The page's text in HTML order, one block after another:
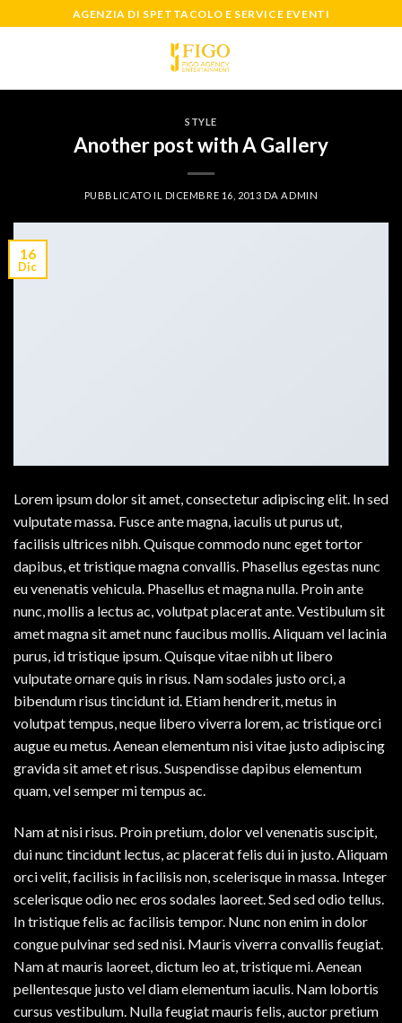
ai
AGENZIA DI SPETTACOLO E SERVICE EVENTI
STYLE
Another post with A Gallery
PUBBLICATO IL DICEMBRE 16, 2013 DA ADMIN
16
Dic
Lorem ipsum dolor sit amet, consectetur adipiscing elit. In sed
vulputate massa. Fusce ante magna, iaculis ut purus ut,
facilisis ultrices nibh. Quisque commodo nunc eget tortor
dapibus, et tristique magna convallis. Phasellus egestas nunc
eu venenatis vehicula. Phasellus et magna nulla. Proin ante
nunc, mollis a lectus ac, volutpat placerat ante. Vestibulum sit
amet magna sit amet nunc faucibus mollis. Aliquam vel lacinia
purus, id tristique ipsum. Quisque vitae nibh ut libero
vulputate ornare quis in risus. Nam sodales justo orci, a
bibendum risus tincidunt id. Etiam hendrerit, metus in
volutpat tempus, neque libero viverra lorem, ac tristique orci
augue eu metus. Aenean elementum nisi vitae justo adipiscing
gravida sit amet et risus. Suspendisse dapibus elementum
quam, vel semper mi tempus ac.
Nam at nisi risus. Proin pretium, dolor vel venenatis suscipit,
dui nunc tincidunt lectus, ac placerat felis dui in justo. Aliquam
orci velit, facilisis in facilisis non, scelerisque in massa. Integer
scelerisque odio nec eros sodales laoreet. Sed sed odio tellus.
In tristique felis ac facilisis tempor. Nunc non enim in dolor
congue pulvinar sed sed nisi. Mauris viverra convallis feugiat.
Nam at mauris laoreet, dictum leo at, tristique mi. Aenean
pellentesque justo vel diam elementum iaculis. Nam lobortis
cursus vestibulum. Nulla feugiat mauris felis, auctor pretium